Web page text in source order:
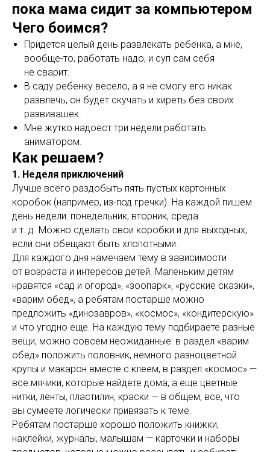
пока мама сидит за компьютером
Чего боимся?
Придется целый день развлекать ребенка, а мне,
вообще-то, работать надо, и суп сам себя
не сварит.
В саду ребенку весело, а я не смогу его никак
развлечь, он будет скучать и хиреть без своих
развивашек.
Мне жутко надоест три недели работать
аниматором.
Как решаем?
1. Неделя приключений
Лучше всего раздобыть пять пустых картонных
коробок (например, из-под гречки). На каждой пишем
день недели: понедельник, вторник, среда
и т. д. Можно сделать свои коробки и для выходных,
если они обещают быть хлопотными.
Для каждого дня намечаем тему в зависимости
от возраста и интересов детей. Маленьким детям
нравятся «сад и огород», «зоопарк», «русские сказки»,
«варим обед», а ребятам постарше можно
предложить «динозавров», «космос», «кондитерскую»
и что угодно еще. На каждую тему подбираете разные
вещи, можно совсем неожиданные: в раздел «варим
обед» положить половник, немного разноцветной
крупы и макарон вместе с клеем, в раздел «космос» —
все мячики, которые найдете дома, а еще цветные
нитки, ленты, пластилин, краски — в общем, все, что
вы сумеете логически привязать к теме.
Ребятам постарше хорошо положить книжки,
наклейки, журналы, малышам — карточки и наборы